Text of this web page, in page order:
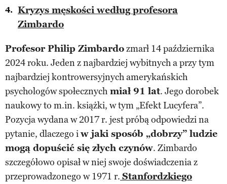
Kryzys męskości według profesora
Zimbardo
Profesor Philip Zimbardozmarł 14 października
2024 roku. Jeden z najbardziej wybitnych a przy tym
najbardziej kontrowersyjnych amerykańskich
psychologów społecznych miał 91 lat. Jego dorobek
naukowy to m.in. książki, w tym „Efekt Lucyfera”.
Pozycja wydana w 2017 r. jest próbą odpowiedzi na
pytanie, dlaczego iw jaki sposób „dobrzy” ludzie
mogą dopuścić się złych czynów. Zimbardo
szczegółowo opisał w niej swoje doświadczenia z
przeprowadzonego w 1971 r. Stanfordzkiego